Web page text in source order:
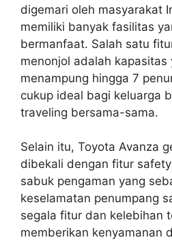
digemari oleh masyarakat
memiliki banyak fasilitas
bermanfaat. Salah satu
menonjol adalah kapasitas
menampung hingga 7
cukup ideal bagi keluarga
traveling bersama-sama.
Selain itu, Toyota Avanza
dibekali dengan fitur
sabuk pengaman yang
keselamatan penumpang
segala fitur dan kelebihan
memberikan kenyamanan